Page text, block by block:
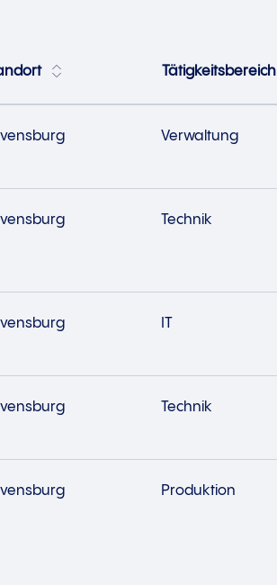
Tätigkeitsbereich
Verwaltung
Technik
IT
Technik
Produktion